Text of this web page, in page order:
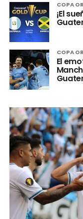
COPA
¡El
COPA
El